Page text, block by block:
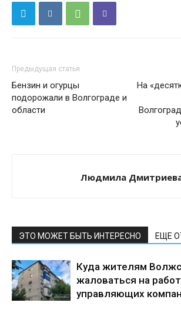
Предыдущая статья
Бензин и огурцы
подорожали в Волгограде и
области
На
Людмила
ЭТО МОЖЕТ БЫТЬ ИНТЕРЕСНО ЕЩЕ
Куда жителям
жаловаться на
управляющих